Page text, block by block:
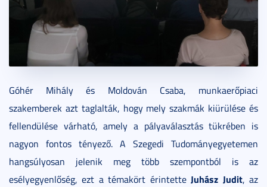
Góhér Mihály és Moldován Csaba, munkaerőpiaci
szakemberek azt taglalták, hogy mely szakmák kiürülése és
fellendülése várható, amely a pályaválasztás tükrében is
nagyon fontos tényező. A Szegedi Tudományegyetemen
hangsúlyosan jelenik meg több szempontból is az
esélyegyenlőség, ezt a témakört érintetteJuhász Judit, az